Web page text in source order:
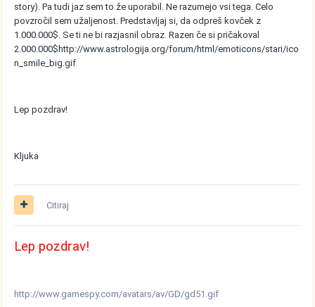
story). Pa tudi jaz sem to že uporabil. Ne razumejo vsi tega. Celo
povzročil sem užaljenost. Predstavljaj si, da odpreš kovček z
1.000.000$. Se ti ne bi razjasnil obraz. Razen če si pričakoval
2.000.000$ http://www.astrologija.org/forum/html/emoticons/stari/ico
n_smile_big.gif
Lep pozdrav!
Kljuka
Citiraj
Lep pozdrav!
http://www.gamespy.com/avatars/av/GD/gd51.gif